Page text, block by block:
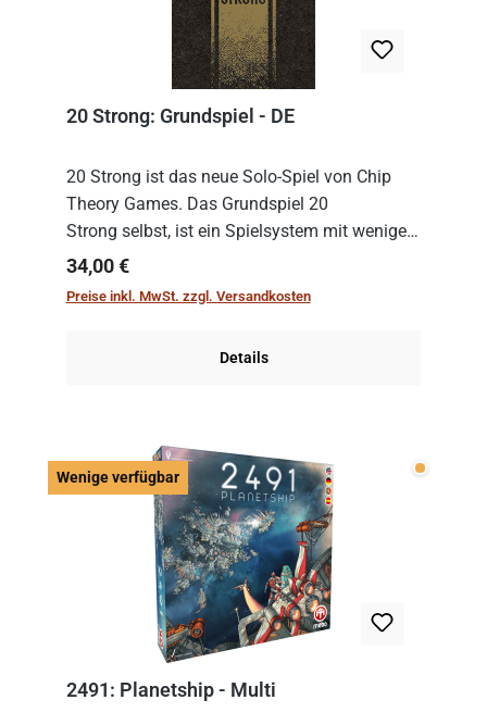
20 Strong: Grundspiel - DE
20 Strong ist das neue Solo-Spiel von Chip
Theory Games. Das Grundspiel 20
Strong selbst, ist ein Spielsystem mit wenigen,
einfachen Regeln. Um es zu spielen, muss es
immer mit einem Themenset ergänzt werden.
Regulärer Preis:
34,00 €
Preise inkl. MwSt. zzgl. Versandkosten
Details
Wenige verfügbar Wenige
2491: Planetship - Multi